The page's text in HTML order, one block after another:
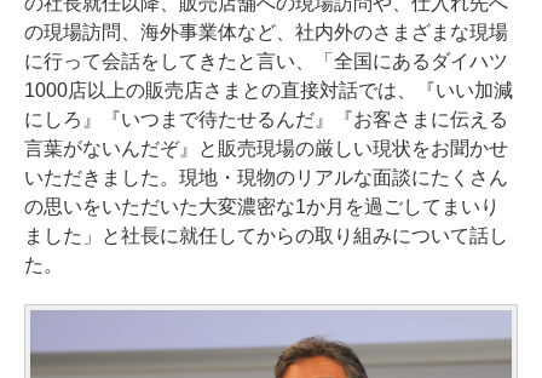
の現場訪問、海外事業体など、社内外のさまざまな現場
に行って会話をしてきたと言い、「全国にあるダイハツ
1000店以上の販売店さまとの直接対話では、『いい加減
にしろ』『いつまで待たせるんだ』『お客さまに伝える
言葉がないんだぞ』と販売現場の厳しい現状をお聞かせ
いただきました。現地・現物のリアルな面談にたくさん
の思いをいただいた大変濃密な1か月を過ごしてまいり
ました」と社長に就任してからの取り組みについて話し
た。